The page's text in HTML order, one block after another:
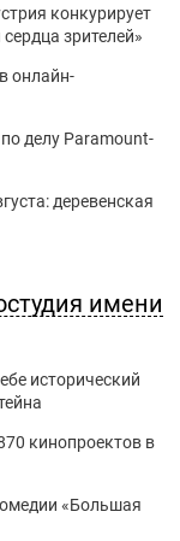
конкурирует
зрителей»
онлайн-
делу Paramount-
деревенская
имени
исторический
кинопроектов в
«Большая